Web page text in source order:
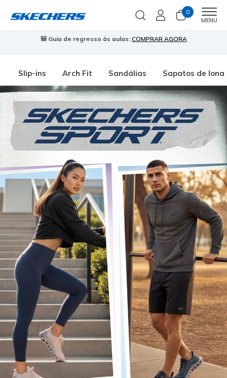
0
MENU
🎒 Guia de regresso às aulas: COMPRAR AGORA
Slip-ins Arch Fit Sandálias Sapatos de lona